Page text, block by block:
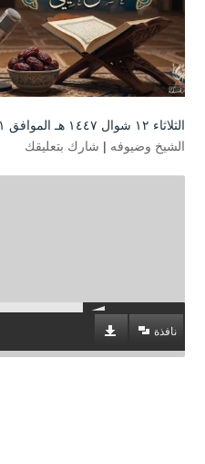
الثلاثاء ۱۲ شوال ۱٤٤۷ هـ الموافق ۳۱ مارس ۲۰۲٦ مـ |
الشيخ وضيوفه | شارك بتعليقك
نافذة